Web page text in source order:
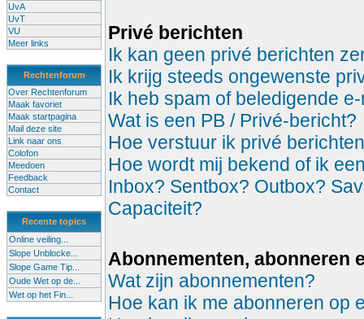
UvA
UvT
VU
Meer links
Rechtenforum
Over Rechtenforum
Maak favoriet
Maak startpagina
Mail deze site
Link naar ons
Colofon
Meedoen
Feedback
Contact
Recente topics
Online veiling...
Slope Unblocke...
Slope Game Tip...
Oude Wet op de...
Wet op het Fin...
Privé berichten
Ik kan geen privé berichten
Ik krijg steeds ongewenste
Ik heb spam of beledigende
Wat is een PB / Privé-bericht?
Hoe verstuur ik privé
Hoe wordt mij bekend of ik
Inbox? Sentbox? Outbox?
Capaciteit?
Abonnementen, abonneren
Wat zijn abonnementen?
Hoe kan ik me abonneren op